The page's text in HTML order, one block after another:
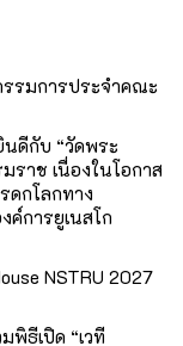
รมการประจำคณะ
ดีกับ “วัดพระ
ราช เนื่องในโอกาส
ดกโลกทาง
ค์การยูเนสโก
NSTRU 2027
ธีเปิด “เวที